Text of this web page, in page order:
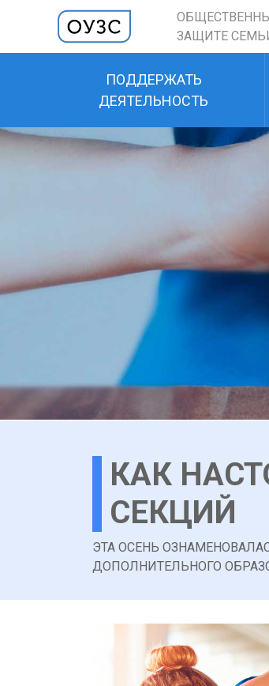
ЗАЩИТЕ
ПОДДЕРЖАТЬ
ДЕЯТЕЛЬНОСТЬ
КАК
СЕКЦИЙ
ЭТА ОСЕНЬ
ДОПОЛНИТЕЛЬНОГО